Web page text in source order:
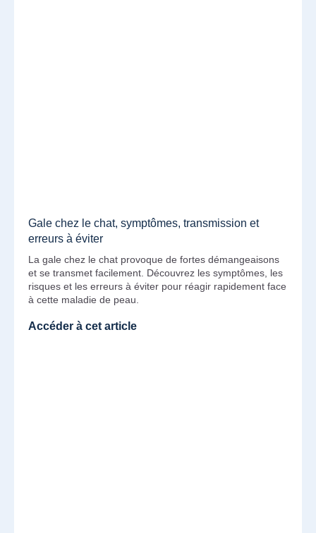
Gale chez le chat, symptômes, transmission et
erreurs à éviter
La gale chez le chat provoque de fortes démangeaisons
et se transmet facilement. Découvrez les symptômes, les
risques et les erreurs à éviter pour réagir rapidement face
à cette maladie de peau.
Accéder à cet article